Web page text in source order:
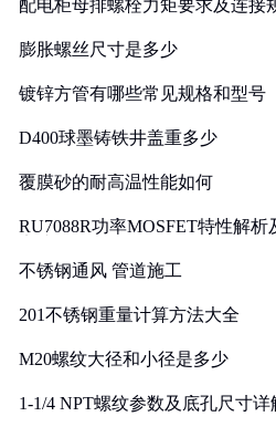
配电柜母排螺栓力矩要求及连接
膨胀螺丝尺寸是多少
镀锌方管有哪些常见规格和型号
D400球墨铸铁井盖重多少
覆膜砂的耐高温性能如何
RU7088R功率MOSFET特性解
不锈钢通风 管道施工
201不锈钢重量计算方法大全
M20螺纹大径和小径是多少
1-1/4 NPT螺纹参数及底孔尺寸详